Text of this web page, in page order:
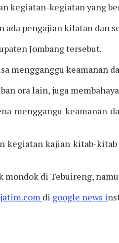
kegiatan-kegiatan yang
pengajian kilatan dan
Jombang tersebut.
mengganggu keamanan
ora lain, juga
menggangu keamanan
kegiatan kajian kitab-
di Tebuireng,
di google news i